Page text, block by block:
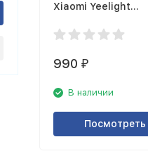
Xiaomi Yeelight
Nightlight
990 ₽
В наличии
Посмотреть